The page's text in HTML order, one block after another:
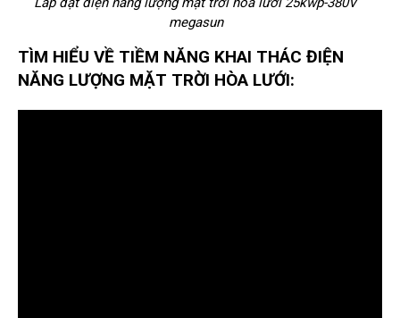
megasun
TÌM HIỂU VỀ TIỀM NĂNG KHAI THÁC ĐIỆN
NĂNG LƯỢNG MẶT TRỜI HÒA LƯỚI: